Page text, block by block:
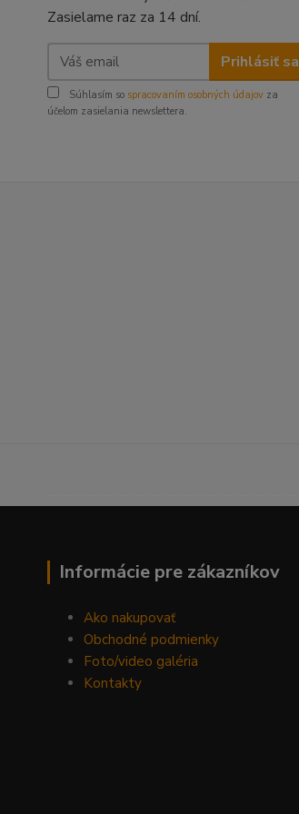
Zasielame raz za 14 dní.
Prihlásiť sa
Súhlasím so spracovaním osobných údajov za
účelom zasielania newslettera.
Informácie pre zákazníkov
Ako nakupovať
Obchodné podmienky
Foto/video galéria
Kontakty